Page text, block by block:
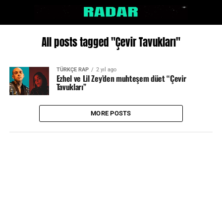
All posts tagged "Çevir Tavukları"
TÜRKÇE RAP 2 yıl ago
Ezhel ve Lil Zey’den muhteşem düet “Çevir
Tavukları”
MORE POSTS